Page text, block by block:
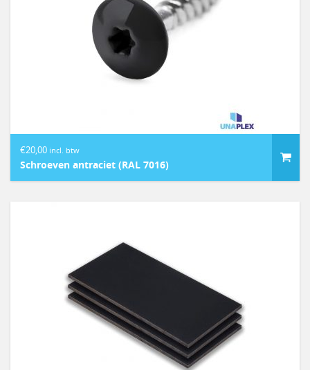
€20,00 incl. btw
Schroeven antraciet (RAL 7016)